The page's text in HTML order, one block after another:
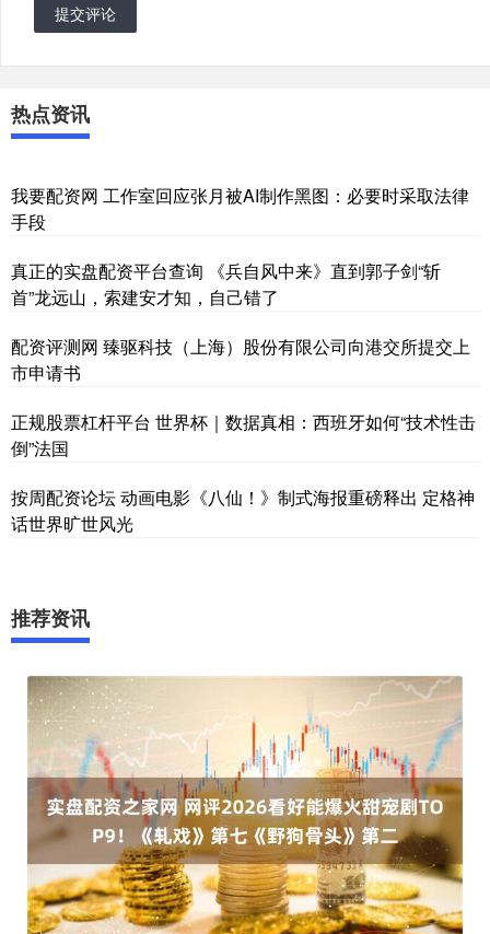
提交评论
热点资讯
我要配资网 工作室回应张月被AI制作黑图：必要时采取法律
手段
真正的实盘配资平台查询 《兵自风中来》直到郭子剑“斩
首”龙远山，索建安才知，自己错了
配资评测网 臻驱科技（上海）股份有限公司向港交所提交上
市申请书
正规股票杠杆平台 世界杯｜数据真相：西班牙如何“技术性击
倒”法国
按周配资论坛 动画电影《八仙！》制式海报重磅释出 定格神
话世界旷世风光
推荐资讯